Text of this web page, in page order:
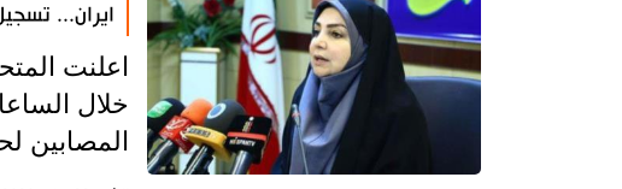
ايران... تسجيل 2573 إصابة جديدة
المصابين